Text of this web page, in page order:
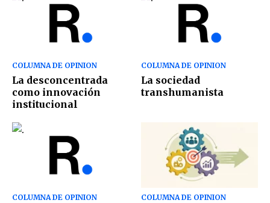
COLUMNA DE OPINION
La desconcentrada
como innovación
institucional
COLUMNA DE OPINION
La sociedad
transhumanista
COLUMNA DE OPINION COLUMNA DE OPINION